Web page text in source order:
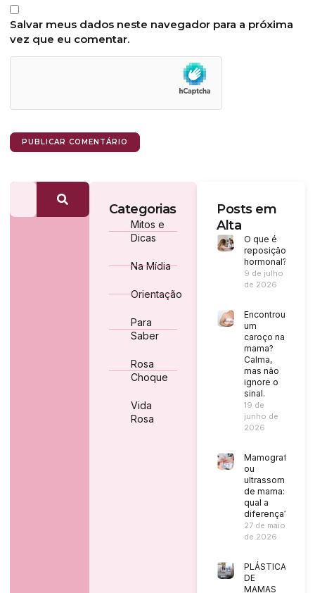
Salvar meus dados neste navegador para a próxima
vez que eu comentar.
Categorias
Mitos e
Dicas
Na Mídia
Orientação
Para
Saber
Rosa
Choque
Vida
Rosa
Posts em
Alta
O que é
reposição
hormonal?
9 de julho
de 2026
Encontrou
um
caroço na
mama?
Calma,
mas não
ignore o
sinal.
19 de
junho de
2026
Mamografia
ou
ultrassom
de mama:
qual a
diferença?
27 de maio
de 2026
PLÁSTICA
DE
MAMAS